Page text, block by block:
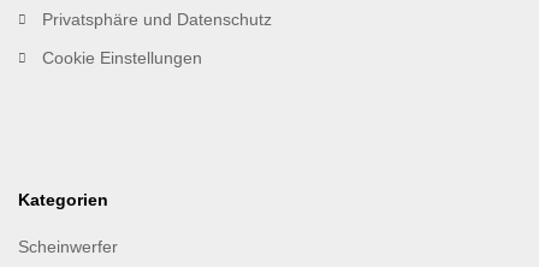
Privatsphäre und Datenschutz
Cookie Einstellungen
Kategorien
Scheinwerfer